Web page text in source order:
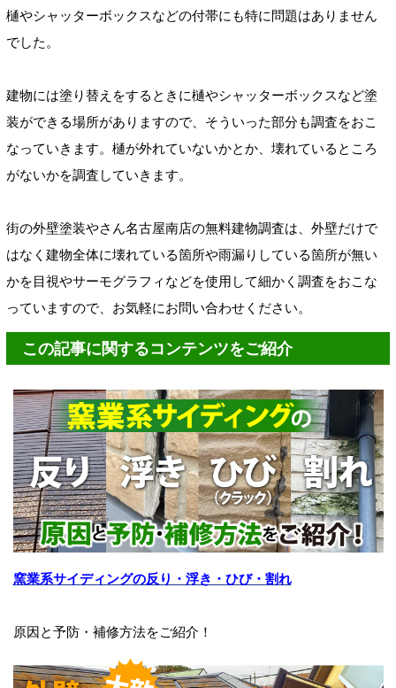
樋やシャッターボックスなどの付帯にも特に問題はありません
でした。
建物には塗り替えをするときに樋やシャッターボックスなど塗
装ができる場所がありますので、そういった部分も調査をおこ
なっていきます。樋が外れていないかとか、壊れているところ
がないかを調査していきます。
街の外壁塗装やさん名古屋南店の無料建物調査は、外壁だけで
はなく建物全体に壊れている箇所や雨漏りしている箇所が無い
かを目視やサーモグラフィなどを使用して細かく調査をおこな
っていますので、お気軽にお問い合わせください。
この記事に関するコンテンツをご紹介
窯業系サイディングの反り・浮き・ひび・割れ
原因と予防・補修方法をご紹介！